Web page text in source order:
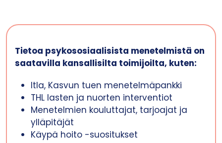
Tietoa psykososiaalisista menetelmistä on
saatavilla kansallisilta toimijoilta, kuten:
Itla, Kasvun tuen menetelmäpankki
THL lasten ja nuorten interventiot
Menetelmien kouluttajat, tarjoajat ja
ylläpitäjät
Käypä hoito -suositukset